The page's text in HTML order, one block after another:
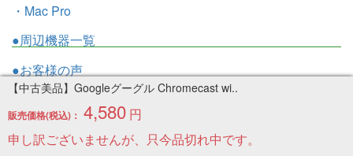
【中古美品】Googleグーグル Chromecast wi..
販売価格(税込)： 4,580 円
申し訳ございませんが、只今品切れ中です。
・Mac Pro
●周辺機器一覧
●お客様の声
●トピックス
●お問い合わせ
●ブログ